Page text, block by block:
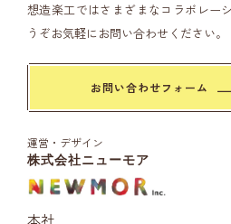
想造楽工ではさまざまなコラボレー
うぞお気軽にお問い合わせください。
お問い合わせフォーム
運営・デザイン
株式会社ニューモア
本社